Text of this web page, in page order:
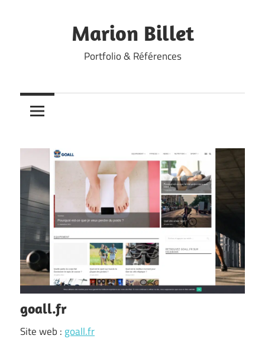
Marion Billet
Portfolio & Références
goall.fr
Site web : goall.fr